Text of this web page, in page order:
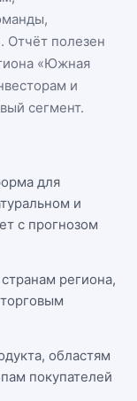
Отчёт полезен
«Южная
и
сегмент.
для
и
с прогнозом
региона,
областям
покупателей